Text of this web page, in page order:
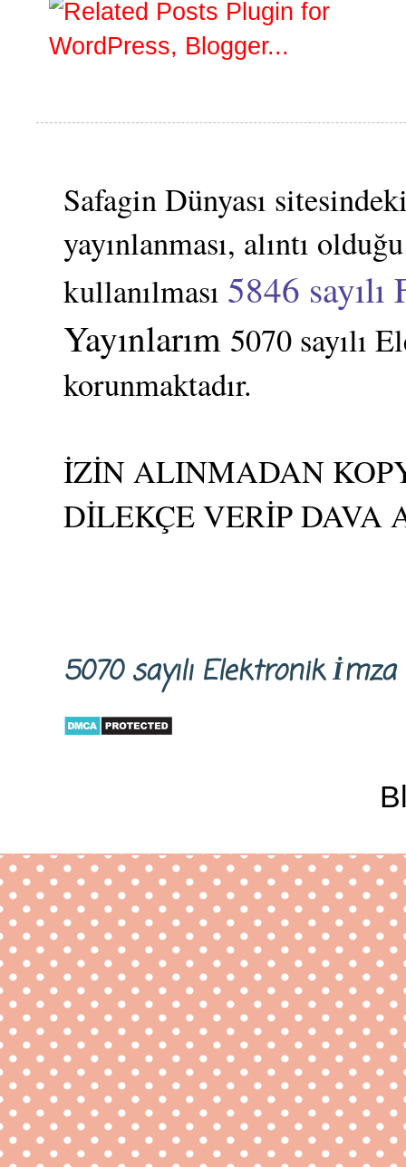
Safagin Dünyası
yayınlanması, alıntı
kullanılması 5846 sayılı
Yayınlarım 5070 sayılı
korunmaktadır.
İZİN ALINMADAN
DİLEKÇE VERİP
5070 sayılı Elektronik